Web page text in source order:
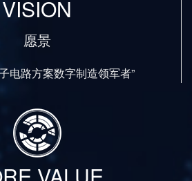
VISION
愿景
电路方案数字制造领军者”